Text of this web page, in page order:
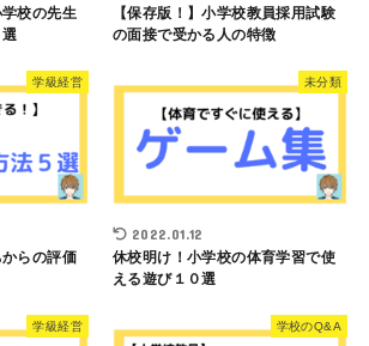
学校の先生
【保存版！】小学校教員採用試験
の面接で受かる人の特徴
学級経営
らの評価
未分類
2022.01.12
休校明け！小学校の体育学習で使
える遊び１０選
学級経営 学校のQ&A